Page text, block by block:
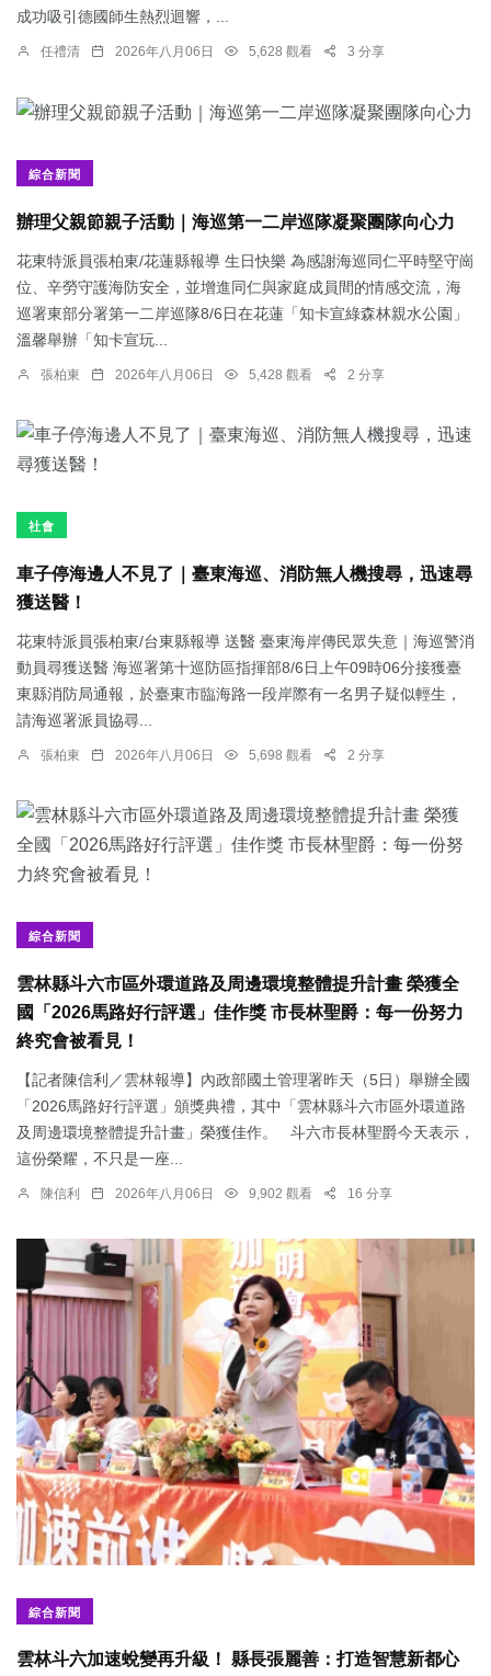
成功吸引德國師生熱烈迴響，...
任禮清 2026年八月06日 5,628 觀看 3 分享
綜合新聞
辦理父親節親子活動｜海巡第一二岸巡隊凝聚團隊向心力
花東特派員張柏東/花蓮縣報導 生日快樂 為感謝海巡同仁平時堅守崗
位、辛勞守護海防安全，並增進同仁與家庭成員間的情感交流，海
巡署東部分署第一二岸巡隊8/6日在花蓮「知卡宣綠森林親水公園」
溫馨舉辦「知卡宣玩...
張柏東 2026年八月06日 5,428 觀看 2 分享
社會
車子停海邊人不見了｜臺東海巡、消防無人機搜尋，迅速尋
獲送醫！
花東特派員張柏東/台東縣報導 送醫 臺東海岸傳民眾失意｜海巡警消
動員尋獲送醫 海巡署第十巡防區指揮部8/6日上午09時06分接獲臺
東縣消防局通報，於臺東市臨海路一段岸際有一名男子疑似輕生，
請海巡署派員協尋...
張柏東 2026年八月06日 5,698 觀看 2 分享
綜合新聞
雲林縣斗六市區外環道路及周邊環境整體提升計畫 榮獲全
國「2026馬路好行評選」佳作獎 市長林聖爵：每一份努力
終究會被看見！
【記者陳信利／雲林報導】內政部國土管理署昨天（5日）舉辦全國
「2026馬路好行評選」頒獎典禮，其中「雲林縣斗六市區外環道路
及周邊環境整體提升計畫」榮獲佳作。 斗六市長林聖爵今天表示，
這份榮耀，不只是一座...
陳信利 2026年八月06日 9,902 觀看 16 分享
綜合新聞
雲林斗六加速蛻變再升級！ 縣長張麗善：打造智慧新都心